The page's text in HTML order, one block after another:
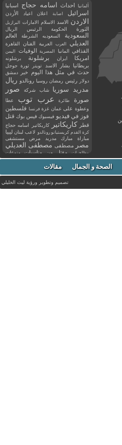
ألمانيا احداث اسامه حجاج اسبانيا
اسرائيل اصابة اعلان اعياد الأردن
الاردن الاسد الاسلام الامارات البرازيل
الثورة الحكومة الرئيس الريال
السعودية السعوديه الشرطة العالم
العديلي العرب العربية الفنان القاهرة
القذافي المانيا المصرية الوفيات اليمن
امريكا ايران برشلونة برشلونه
بريطانيا بشار الاسد تويتر ثورة جوجل
حدث في مثل هذا اليوم خبر دمشق
دولار رئيس رمضان روسيا رونالدو ريال
مدريد
سوريا شاب شركة صور
صورة طائرة عرب توب
عطا
وعطوة على عمان غزة فرنسا فلسطين
فوز في فيديو فيسبوك فيس بوك قتل
قطر كاريكاتير كاريكاتير اسامه حجاج
كرة القدم كريستيانو رونالدو لاعب لبنان ليبيا
مباراة مبارك مدريد مرض مستشفى
مصر مصطفى مصطفى العديلي
مظاهرات مقتل من مناسبات
منوعات
مواليد
موت ميسي ميلان نادي نشر
وفاة وفيات يوتيوب الصحة و الجمال مقالات
تصميم وتطوير ورؤيةليث الخليلي